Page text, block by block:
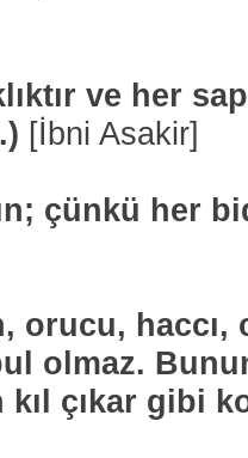
ve her
[İbni Asakir]
çünkü her
orucu, haccı,
olmaz.
kıl çıkar gibi